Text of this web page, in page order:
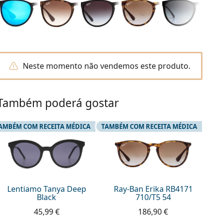
Neste momento não vendemos este produto.
poderá gostar
Lentiamo Tanya Deep
Black
COM RECEITA MÉDICA
45,99 €
Ray-Ban Erika RB4171
710/T5 54
TAMBÉM COM RECEITA MÉDICA
186,90 €